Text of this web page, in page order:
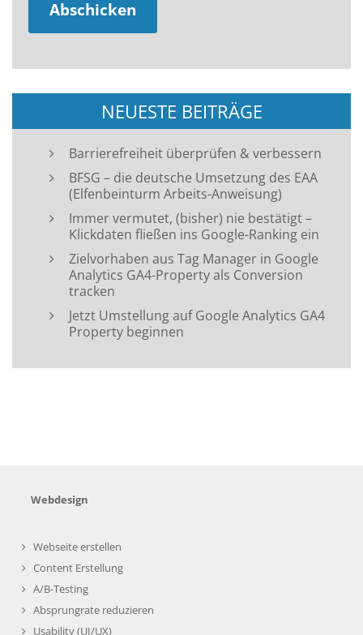
NEUESTE BEITRÄGE
Barrierefreiheit überprüfen & verbessern
BFSG – die deutsche Umsetzung des EAA
(Elfenbeinturm Arbeits-Anweisung)
Immer vermutet, (bisher) nie bestätigt –
Klickdaten fließen ins Google-Ranking ein
Zielvorhaben aus Tag Manager in Google
Analytics GA4-Property als Conversion
tracken
Jetzt Umstellung auf Google Analytics GA4
Property beginnen
Webdesign
Webseite erstellen
Content Erstellung
A/B-Testing
Absprungrate reduzieren
Usability (UI/UX)